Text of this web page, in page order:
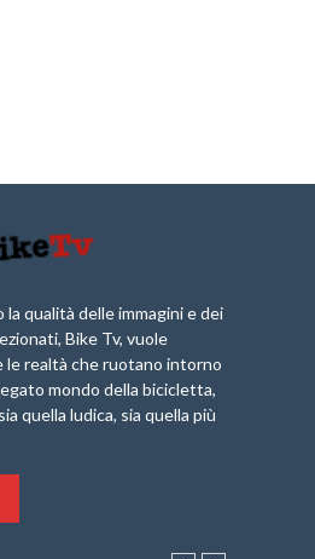
la qualità delle immagini e dei
Bike Tv, vuole
le realtà che ruotano intorno
mondo della bicicletta,
quella ludica, sia quella più